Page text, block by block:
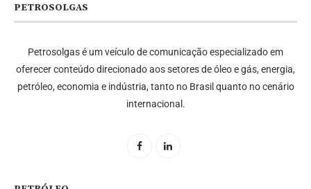
PETROSOLGAS
Petrosolgas é um veículo de comunicação especializado em
oferecer conteúdo direcionado aos setores de óleo e gás, energia,
petróleo, economia e indústria, tanto no Brasil quanto no cenário
internacional.